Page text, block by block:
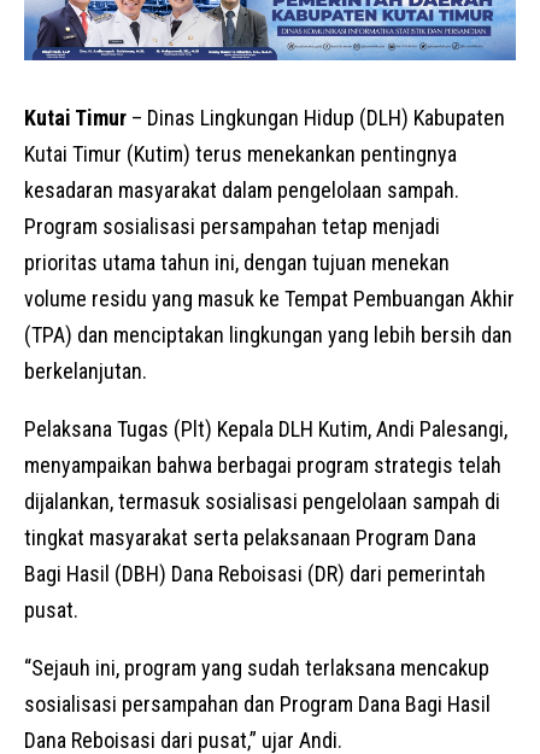
Kutai Timur – Dinas Lingkungan Hidup (DLH) Kabupaten
Kutai Timur (Kutim) terus menekankan pentingnya
kesadaran masyarakat dalam pengelolaan sampah.
Program sosialisasi persampahan tetap menjadi
prioritas utama tahun ini, dengan tujuan menekan
volume residu yang masuk ke Tempat Pembuangan Akhir
(TPA) dan menciptakan lingkungan yang lebih bersih dan
berkelanjutan.
Pelaksana Tugas (Plt) Kepala DLH Kutim, Andi Palesangi,
menyampaikan bahwa berbagai program strategis telah
dijalankan, termasuk sosialisasi pengelolaan sampah di
tingkat masyarakat serta pelaksanaan Program Dana
Bagi Hasil (DBH) Dana Reboisasi (DR) dari pemerintah
pusat.
“Sejauh ini, program yang sudah terlaksana mencakup
sosialisasi persampahan dan Program Dana Bagi Hasil
Dana Reboisasi dari pusat,” ujar Andi.